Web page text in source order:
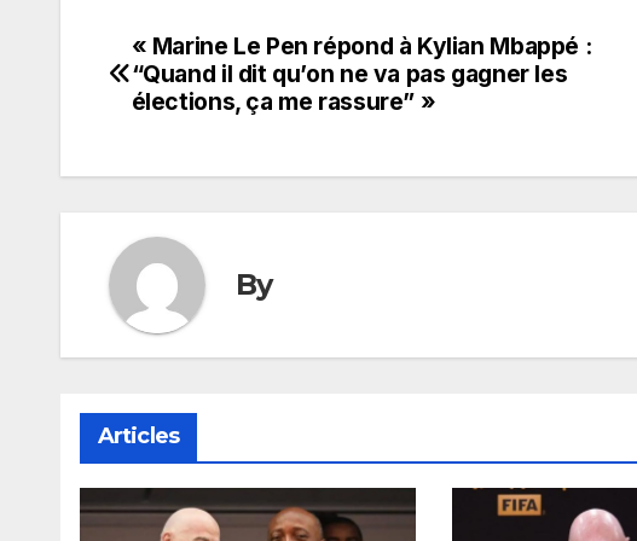
Navigation
de
« Marine Le Pen répond à Kylian Mbappé :
“Quand il dit qu’on ne va pas gagner les
élections, ça me rassure” »
By
Articles